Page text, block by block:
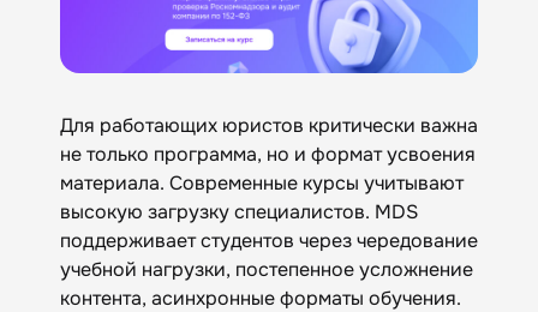
Для работающих юристов критически важна
не только программа, но и формат усвоения
материала. Современные курсы учитывают
высокую загрузку специалистов. MDS
поддерживает студентов через чередование
учебной нагрузки, постепенное усложнение
контента, асинхронные форматы обучения.